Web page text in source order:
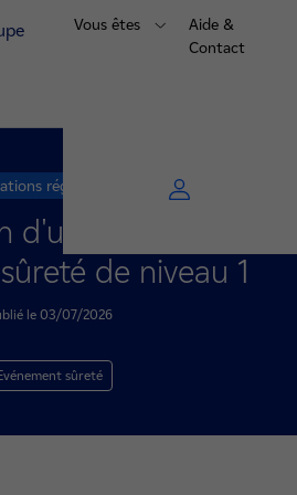
Vous êtes
Aide &
Contact
réglementaires
d'un événement
de niveau 1
le 03/07/2026
sûreté